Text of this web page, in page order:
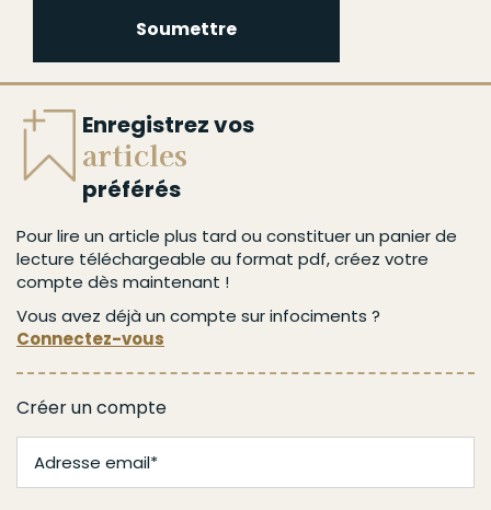
Soumettre
Enregistrez vos
articles
préférés
Pour lire un article plus tard ou constituer un panier de
lecture téléchargeable au format pdf, créez votre
compte dès maintenant !
Vous avez déjà un compte sur infociments ?
Connectez-vous
Créer un compte